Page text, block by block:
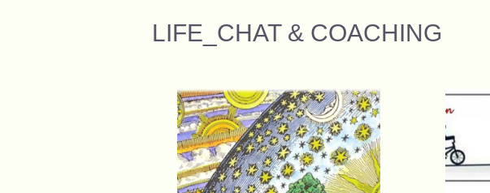
LIFE_CHAT & COACHING